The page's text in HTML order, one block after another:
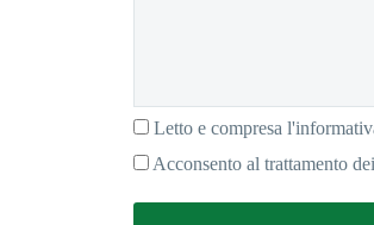
Letto e compresa
Acconsento al trattamento